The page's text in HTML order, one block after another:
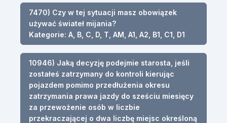
7470) Czy w tej sytuacji masz obowiązek
używać świateł mijania?
Kategorie: A, B, C, D, T, AM, A1, A2, B1, C1, D1
10946) Jaką decyzję podejmie starosta, jeśli
zostałeś zatrzymany do kontroli kierując
pojazdem pomimo przedłużenia okresu
zatrzymania prawa jazdy do sześciu miesięcy
za przewożenie osób w liczbie
przekraczającej o dwa liczbę miejsc określoną